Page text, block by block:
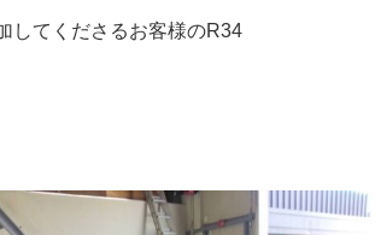
してくださるお客様のR34